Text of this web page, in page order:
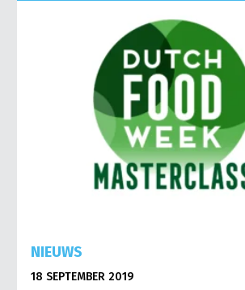
Melkveehouderij
Paardenhouderij
Pluimveehouderij
Schapenhouderij
Varkenshouderij
Bomen, vaste planten en zomerbloemen
Glastuinbouw
Paddenstoelen
Vollegrondsgroente
Nieuwsabonnement
LTO Nederland
Medewerkers
Vakgroepbestuurders
Vacatures
Pers
NIEUWS
18 SEPTEMBER 2019